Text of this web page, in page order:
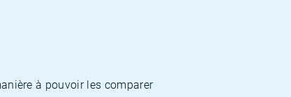
à pouvoir les comparer